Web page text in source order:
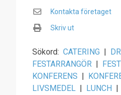
Kontakta företaget
Skriv ut
Sökord: CATERING |
FESTARRANGÖR |
KONFERENS |
LIVSMEDEL | LUNCH |